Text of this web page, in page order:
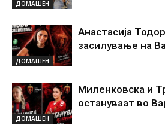
ДОМАШЕН
ДОМАШЕН
Анастасија
засилување на
ДОМАШЕН
Миленковска и
остануваат во